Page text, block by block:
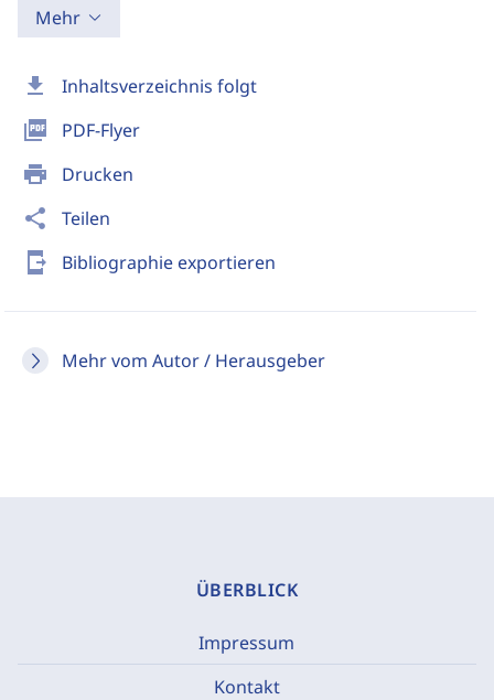
download Inhaltsverzeichnis folgt
picture_as_pdf PDF-Flyer
print Drucken
share Teilen
send_to_mobile Bibliographie exportieren
Mehr vom Autor / Herausgeber
Mehr
ÜBERBLICK
Impressum
Kontakt